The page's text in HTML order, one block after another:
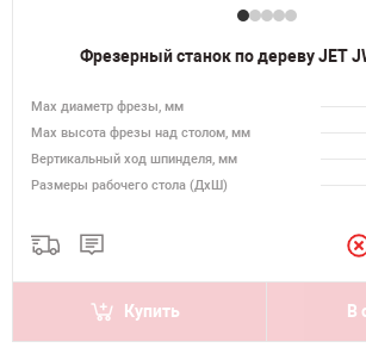
Фрезерный станок по дереву JET
Max диаметр фрезы, мм
Мах высота фрезы над столом, мм
Вертикальный ход шпинделя, мм
Размеры рабочего стола (ДхШ)
Купить В